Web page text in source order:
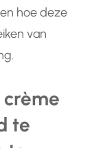
hoe deze
van
te